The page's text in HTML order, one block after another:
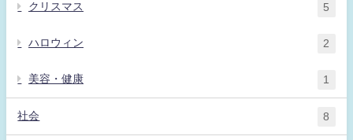
クリスマス 5
ハロウィン 2
美容・健康 1
社会 8